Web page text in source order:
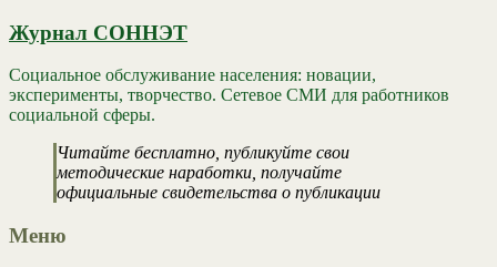
Журнал СОННЭТ
Социальное обслуживание населения: новации,
эксперименты, творчество. Сетевое СМИ для работников
социальной сферы.
Читайте бесплатно, публикуйте свои
методические наработки, получайте
официальные свидетельства о публикации
Меню